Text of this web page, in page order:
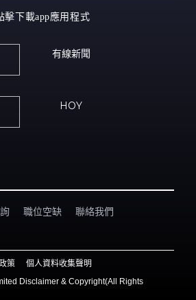
擊下載app應用程式
有線新聞
HOY
職位空缺 聯絡我們
策
個人資料收集聲明
Disclaimer & Copyright(All Rights